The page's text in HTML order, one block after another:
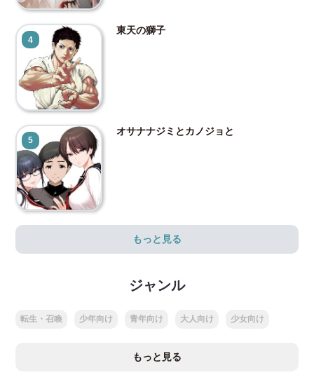
4
東天の獅子
5
オサナナジミとカノジョと
もっと見る
ジャンル
転生・召喚 少年向け 青年向け 大人向け 少女向け
もっと見る